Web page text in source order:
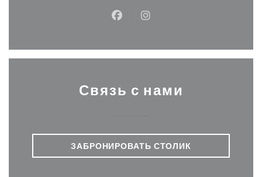
Facebook ((открывается в
Instagram
Связь с нами
ЗАБРОНИРОВАТЬ СТОЛИК